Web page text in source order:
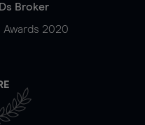
Broker
Awards 2020